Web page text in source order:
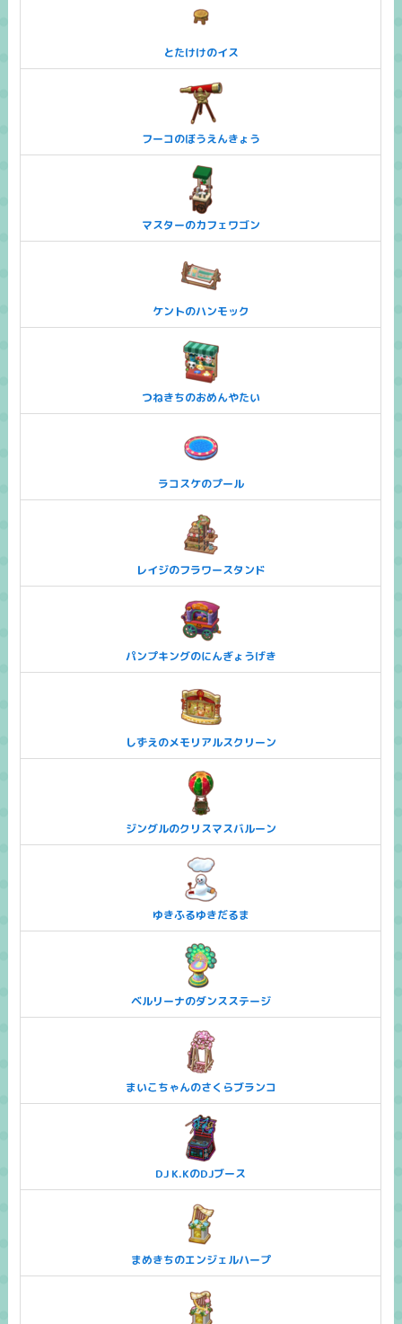
とたけけのイス
フーコのぼうえんきょう
マスターのカフェワゴン
ケントのハンモック
つねきちのおめんやたい
ラコスケのプール
レイジのフラワースタンド
パンプキングのにんぎょうげき
しずえのメモリアルスクリーン
ジングルのクリスマスバルーン
ゆきふるゆきだるま
ベルリーナのダンスステージ
まいこちゃんのさくらブランコ
DJ K.KのDJブース
まめきちのエンジェルハープ